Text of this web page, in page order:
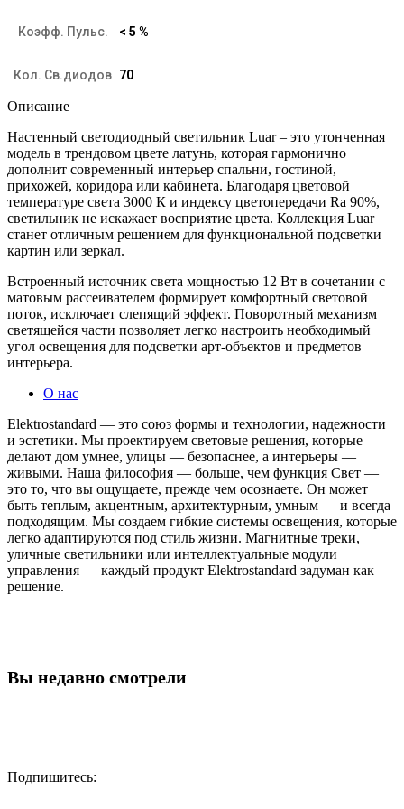
Коэфф. Пульс. < 5 %
Кол. Св.диодов 70
Описание
Настенный светодиодный светильник Luar – это утонченная
модель в трендовом цвете латунь, которая гармонично
дополнит современный интерьер спальни, гостиной,
прихожей, коридора или кабинета. Благодаря цветовой
температуре света 3000 К и индексу цветопередачи Ra 90%,
светильник не искажает восприятие цвета. Коллекция Luar
станет отличным решением для функциональной подсветки
картин или зеркал.
Встроенный источник света мощностью 12 Вт в сочетании с
матовым рассеивателем формирует комфортный световой
поток, исключает слепящий эффект. Поворотный механизм
светящейся части позволяет легко настроить необходимый
угол освещения для подсветки арт-объектов и предметов
интерьера.
О нас
Elektrostandard — это союз формы и технологии, надежности
и эстетики. Мы проектируем световые решения, которые
делают дом умнее, улицы — безопаснее, а интерьеры —
живыми. Наша философия — больше, чем функция Свет —
это то, что вы ощущаете, прежде чем осознаете. Он может
быть теплым, акцентным, архитектурным, умным — и всегда
подходящим. Мы создаем гибкие системы освещения, которые
легко адаптируются под стиль жизни. Магнитные треки,
уличные светильники или интеллектуальные модули
управления — каждый продукт Elektrostandard задуман как
решение.
Вы недавно смотрели
Подпишитесь: